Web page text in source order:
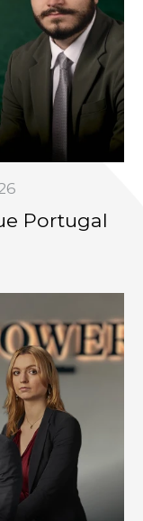
Portugal